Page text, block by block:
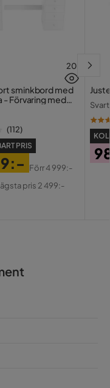
20
sminkbord med
- Förvaring med
(112)
PRIS
Förr4 999:-
pris 2 499:-
Svart